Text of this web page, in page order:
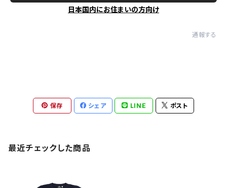
日本国内にお住まいの方向け
通報する
保存 シェア LINE ポスト
最近チェックした商品